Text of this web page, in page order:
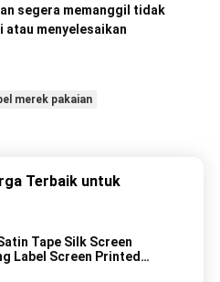
segera memanggil tidak
atau menyelesaikan
merek pakaian
Terbaik untuk
Tape Silk Screen
Label Screen Printed